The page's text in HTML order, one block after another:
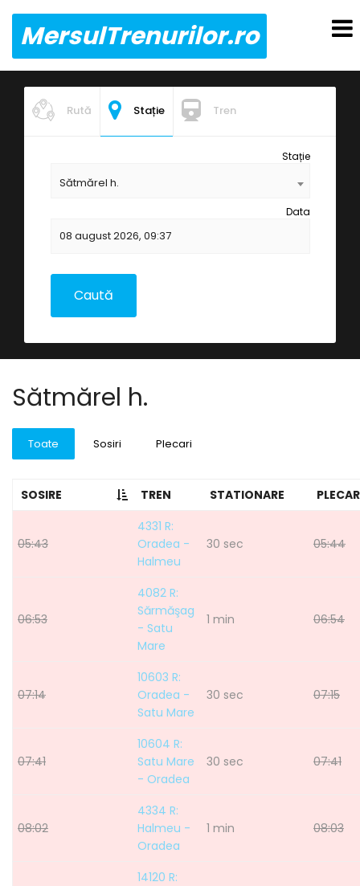
MersulTrenurilor.ro
Rută Stație Tren
Stație
Sătmărel h.
Data
Sătmărel h.
Toate Sosiri Plecari
SOSIRE TREN STATIONARE
05:43
4331 R:
Oradea -
Halmeu
30 sec 05:44
06:53
4082 R:
Sărmăşag
- Satu
Mare
1 min 06:54
07:14
10603 R:
Oradea -
Satu Mare
30 sec 07:15
07:41
10604 R:
Satu Mare
- Oradea
30 sec 07:41
08:02
4334 R:
Halmeu -
Oradea
1 min 08:03
14120 R: